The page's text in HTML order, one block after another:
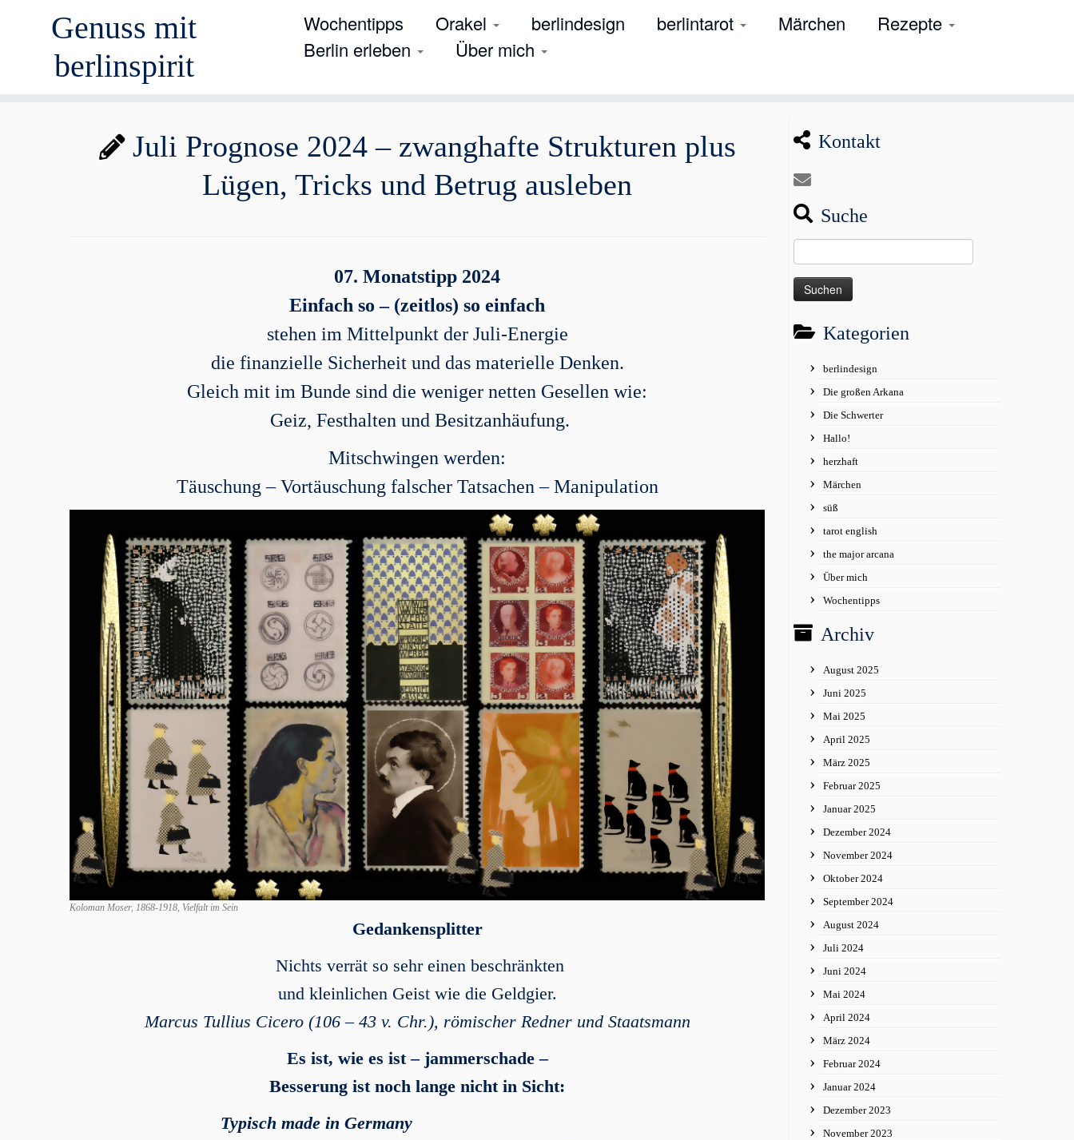
Genuss mit
berlinspirit
Wochentipps Orakel berlindesign berlintarot Märchen
Rezepte
Berlin erleben
Über mich
Juli Prognose 2024 – zwanghafte Strukturen plus
Lügen, Tricks und Betrug ausleben
07. Monatstipp 2024
Einfach so – (zeitlos) so einfach
stehen im Mittelpunkt der Juli-Energie
die finanzielle Sicherheit und das materielle Denken.
Gleich mit im Bunde sind die weniger netten Gesellen wie:
Geiz, Festhalten und Besitzanhäufung.
Mitschwingen werden:
Täuschung – Vortäuschung falscher Tatsachen – Manipulation
Koloman Moser, 1868-1918, Vielfalt im Sein
Gedankensplitter
Nichts verrät so sehr einen beschränkten
und kleinlichen Geist wie die Geldgier.
Marcus Tullius Cicero (106 – 43 v. Chr.), römischer Redner und Staatsmann
Es ist, wie es ist – jammerschade –
Besserung ist noch lange nicht in Sicht:
Typisch made in Germany
Kontakt
Suche
nach:
Kategorien
berlindesign
Die großen Arkana
Die Schwerter
Hallo!
herzhaft
Märchen
süß
tarot english
the major arcana
Über mich
Wochentipps
Archiv
August 2025
Juni 2025
Mai 2025
April 2025
März 2025
Februar 2025
Januar 2025
Dezember 2024
November 2024
Oktober 2024
September 2024
August 2024
Juli 2024
Juni 2024
Mai 2024
April 2024
März 2024
Februar 2024
Januar 2024
Dezember 2023
November 2023